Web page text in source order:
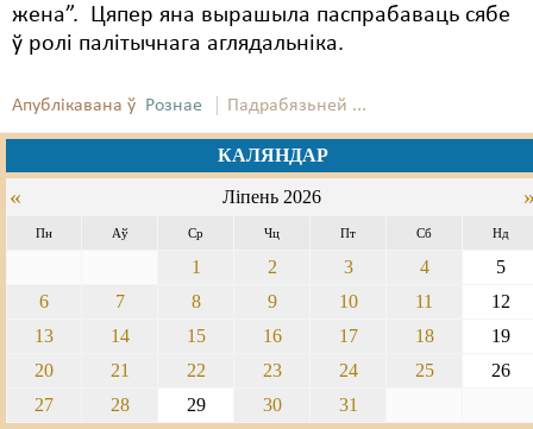
жена”. Цяпер яна вырашыла паспрабаваць сябе
ў ролі палітычнага аглядальніка.
Апублікавана ў Рознае Падрабязьней ...
КАЛЯНДАР
« Ліпень 2026
Пн Аў Ср Чц Пт Сб Нд
1 2 3 4
5
6
7 8 9 10 11
12
13
14 15 16 17 18
19
20
21 22 23 24 25
26
27
28 29 30 31
Пэнітэнцыярная сыстэма
Рознае
Сьмяротнае пакараньне
Экалёгія
Правы працоўных